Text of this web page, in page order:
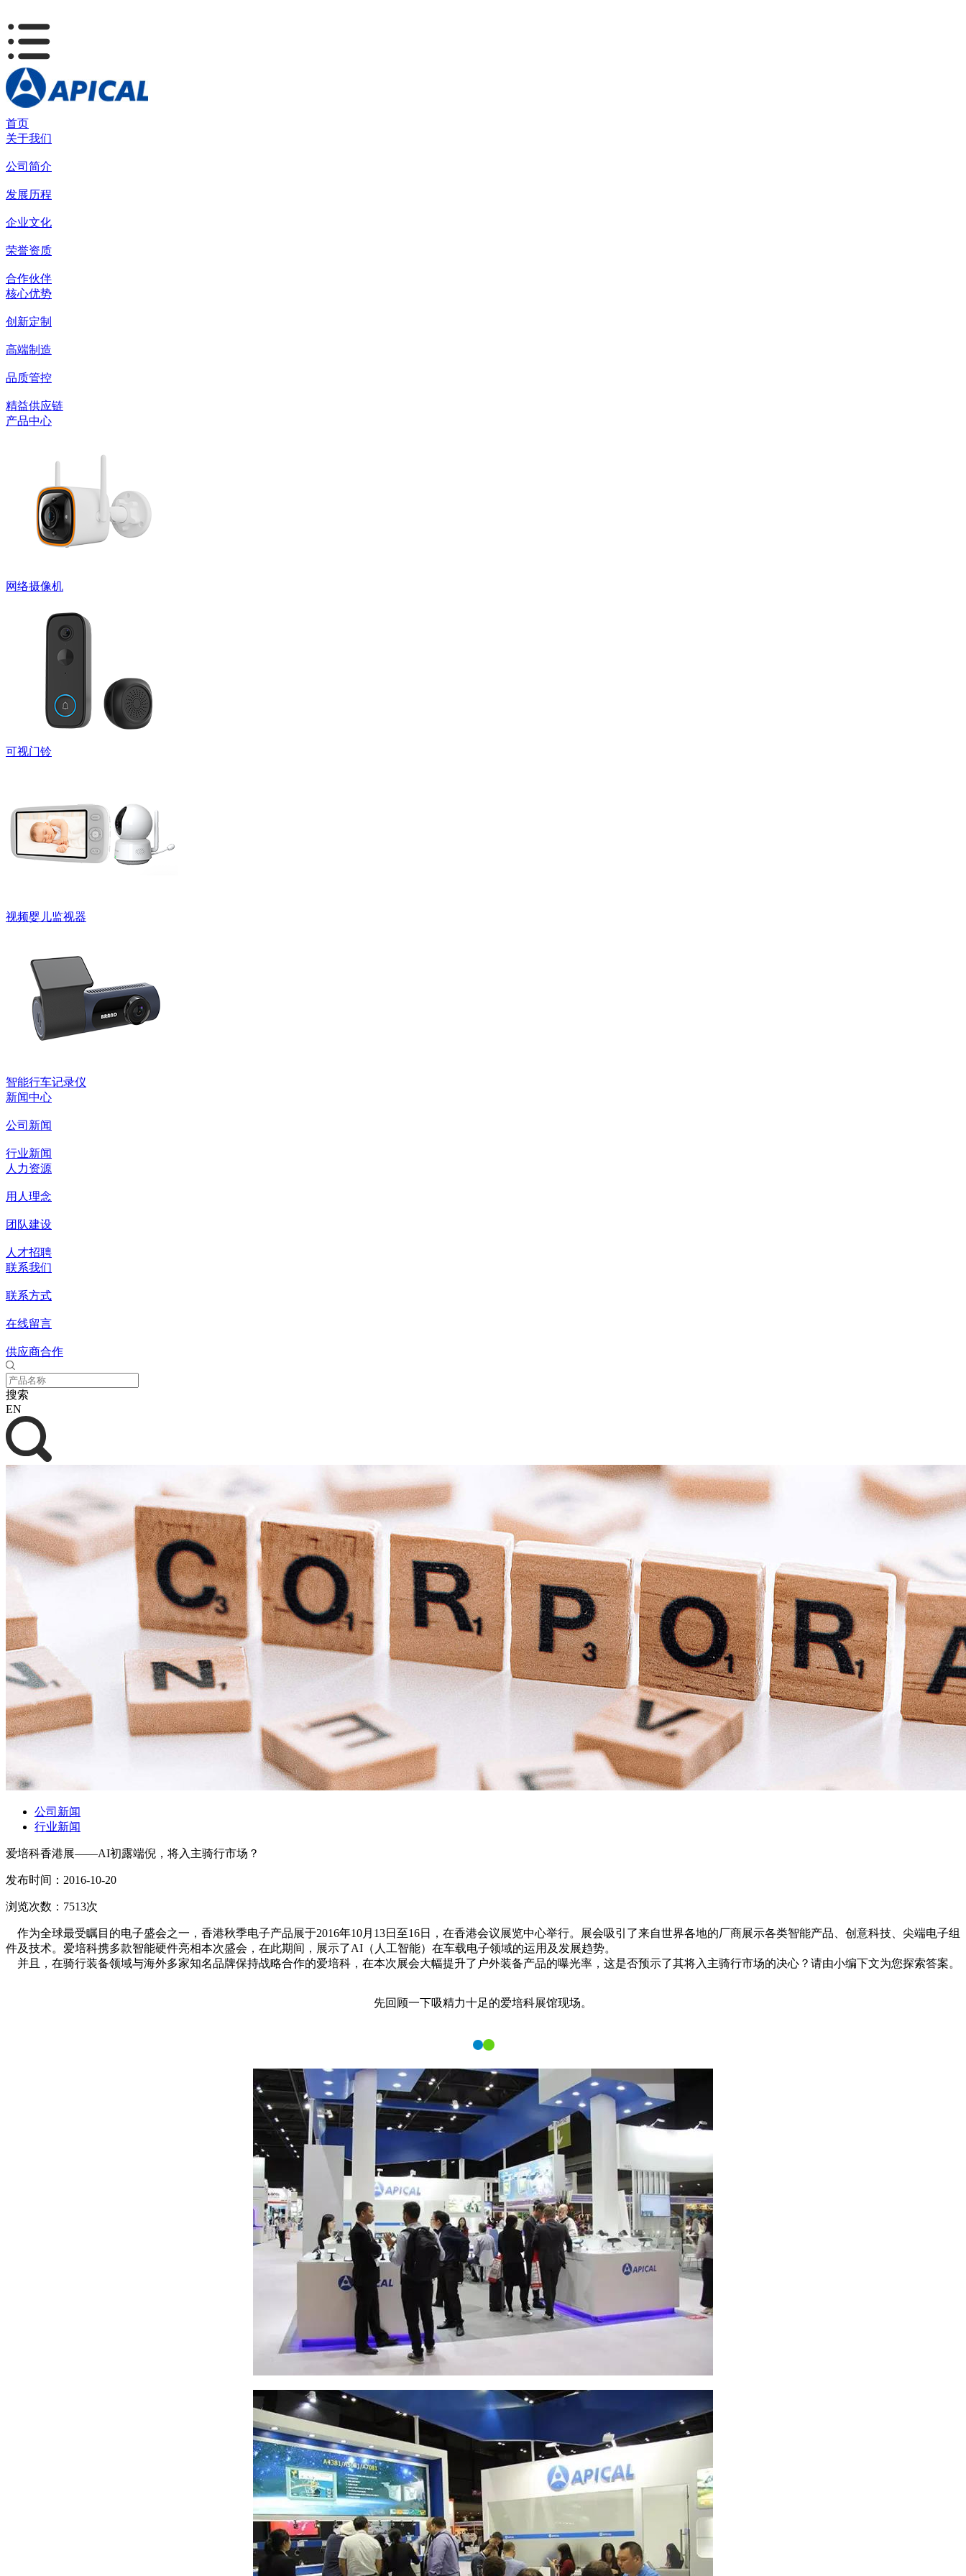
首页
关于我们
公司简介
发展历程
企业文化
荣誉资质
合作伙伴
核心优势
创新定制
高端制造
品质管控
精益供应链
产品中心
网络摄像机
可视门铃
视频婴儿监视器
智能行车记录仪
新闻中心
公司新闻
行业新闻
人力资源
用人理念
团队建设
人才招聘
联系我们
联系方式
在线留言
供应商合作
搜索
EN
公司新闻
行业新闻
爱培科香港展——AI初露端倪，将入主骑行市场？
发布时间： 2016-10-20
浏览次数： 7513次
作为全球最受瞩目的电子盛会之一，香港秋季电子产品展于2016年10月13日至16日，在香港会议展览中心举行。展会吸引了来自世界各地的厂商展示各类智能产品、创意科技、尖端电子组
件及技术。爱培科携多款智能硬件亮相本次盛会，在此期间，展示了AI（人工智能）在车载电子领域的运用及发展趋势。
并且，在骑行装备领域与海外多家知名品牌保持战略合作的爱培科，在本次展会大幅提升了户外装备产品的曝光率，这是否预示了其将入主骑行市场的决心？请由小编下文为您探索答案。
先回顾一下吸精力十足的爱培科展馆现场。